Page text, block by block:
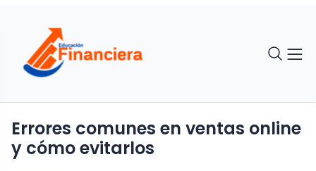
Errores comunes en ventas online
y cómo evitarlos